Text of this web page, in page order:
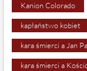
Kanion Colorado
kapłaństwo kobiet
kara śmierci a Jan
kara śmierci a